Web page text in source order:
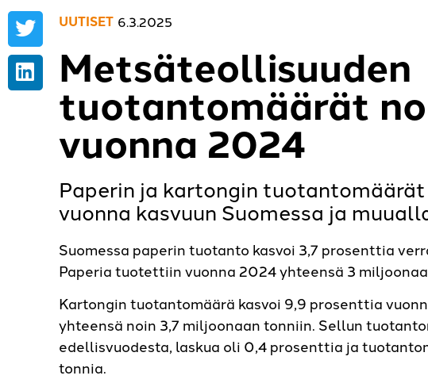
UUTISET 6.3.2025
Metsäteollisuuden
tuotantomäärät
vuonna 2024
Paperin ja kartongin
vuonna kasvuun Suomessa ja
Suomessa paperin tuotanto kasvoi 3,7 prosenttia
Paperia tuotettiin vuonna 2024 yhteensä 3
Kartongin tuotantomäärä kasvoi 9,9 prosenttia
yhteensä noin 3,7 miljoonaan tonniin. Sellun
edellisvuodesta, laskua oli 0,4 prosenttia ja
tonnia.